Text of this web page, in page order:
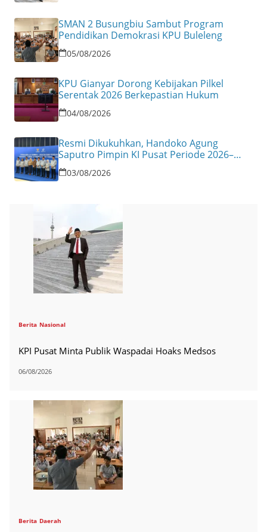
SMAN 2 Busungbiu Sambut Program
Pendidikan Demokrasi KPU Buleleng
05/08/2026
KPU Gianyar Dorong Kebijakan Pilkel
Serentak 2026 Berkepastian Hukum
04/08/2026
Resmi Dikukuhkan, Handoko Agung
Saputro Pimpin KI Pusat Periode 2026–
2030
03/08/2026
Berita Nasional
KPI Pusat Minta Publik Waspadai Hoaks Medsos
06/08/2026
Berita Daerah